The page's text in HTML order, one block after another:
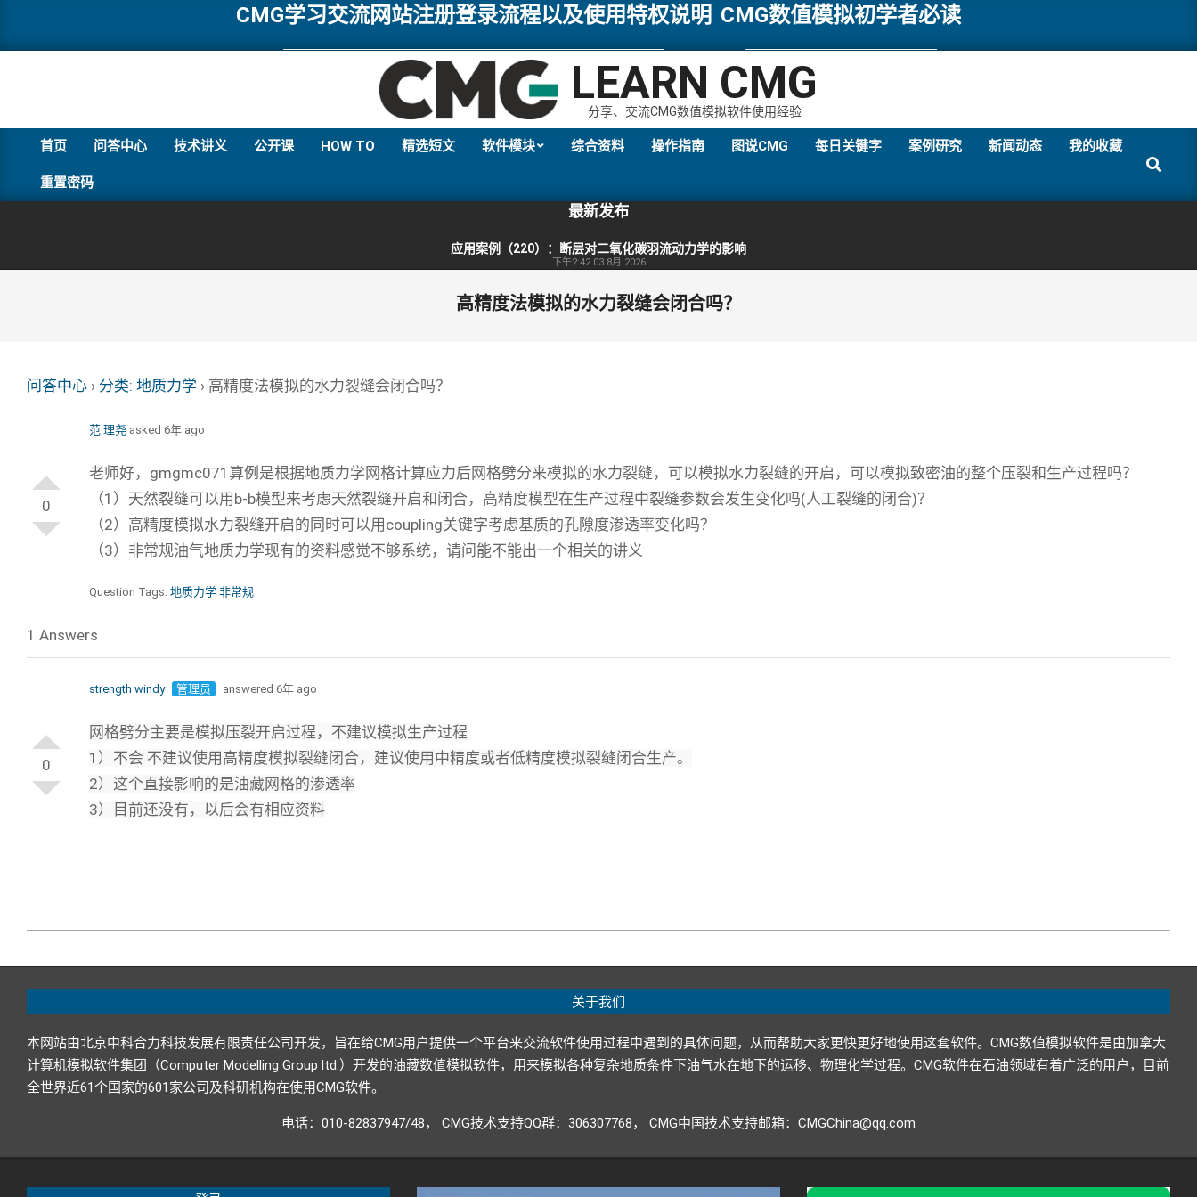
content
CMG学习交流网站注册登录流程以及使用特权说明 CMG数值模拟初学者必读
LEARN CMG
分享、交流CMG数值模拟软件使用经验
Menu
首页 问答中心 技术讲义 公开课 HOW TO 精选短文 软件模块 综合资料 操作指南 图说CMG 每日关键字 案例研究 新闻动态 我的收藏
重置密码
Search
最新发布
应用案例（220）：断层对二氧化碳羽流动力学的影响
下午2:42 03 8月 2026
高精度法模拟的水力裂缝会闭合吗？
问答中心 › 分类: 地质力学 › 高精度法模拟的水力裂缝会闭合吗？
0
范 理尧 asked 6年 ago
老师好，gmgmc071算例是根据地质力学网格计算应力后网格劈分来模拟的水力裂缝，可以模拟水力裂缝的开启，可以模拟致密油的整个压裂和生产过程吗？
（1）天然裂缝可以用b-b模型来考虑天然裂缝开启和闭合，高精度模型在生产过程中裂缝参数会发生变化吗(人工裂缝的闭合)？
（2）高精度模拟水力裂缝开启的同时可以用coupling关键字考虑基质的孔隙度渗透率变化吗？
（3）非常规油气地质力学现有的资料感觉不够系统，请问能不能出一个相关的讲义
Question Tags: 地质力学 非常规
1 Answers
0
strength windy 管理员 answered 6年 ago
网格劈分主要是模拟压裂开启过程，不建议模拟生产过程
1）不会 不建议使用高精度模拟裂缝闭合，建议使用中精度或者低精度模拟裂缝闭合生产。
2）这个直接影响的是油藏网格的渗透率
3）目前还没有，以后会有相应资料
06-
关于我们
本网站由北京中科合力科技发展有限责任公司开发，旨在给CMG用户提供一个平台来交流软件使用过程中遇到的具体问题，从而帮助大家更快更好地使用这套软件。CMG数值模拟软件是由加拿大
计算机模拟软件集团（Computer Modelling Group ltd.）开发的油藏数值模拟软件，用来模拟各种复杂地质条件下油气水在地下的运移、物理化学过程。CMG软件在石油领域有着广泛的用户，目前
全世界近61个国家的601家公司及科研机构在使用CMG软件。
电话：010-82837947/48， CMG技术支持QQ群：306307768， CMG中国技术支持邮箱：CMGChina@qq.com